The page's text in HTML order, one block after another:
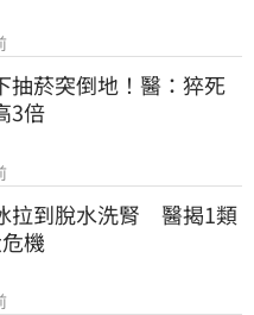
抽菸突倒地！醫：猝死
3倍
拉到脫水洗腎　醫揭1類
機